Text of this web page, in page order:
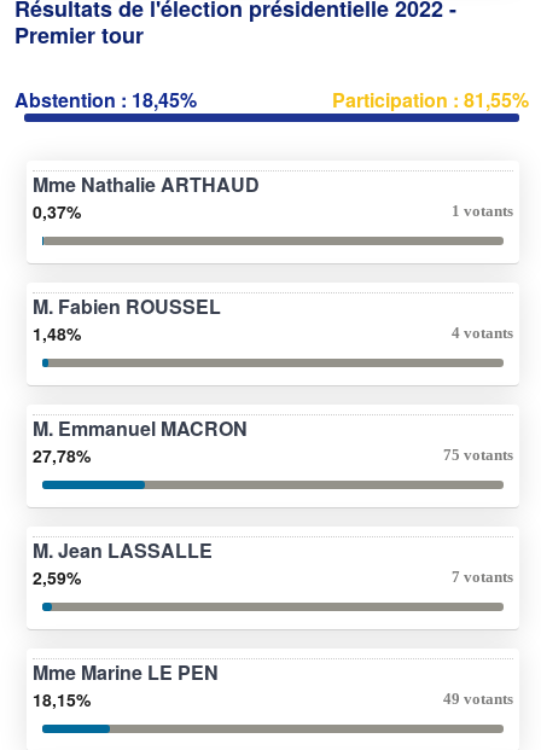
Résultats de l'élection présidentielle 2022 -
Premier tour
Abstention : 18,45% Participation : 81,55%
Mme Nathalie ARTHAUD
0,37% 1 votants
M. Fabien ROUSSEL
1,48% 4 votants
M. Emmanuel MACRON
27,78% 75 votants
M. Jean LASSALLE
2,59% 7 votants
Mme Marine LE PEN
18,15% 49 votants